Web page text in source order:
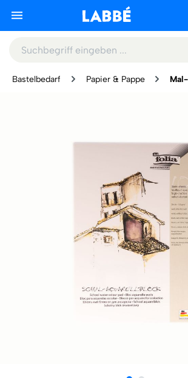
Bastelbedarf Papier & Pappe